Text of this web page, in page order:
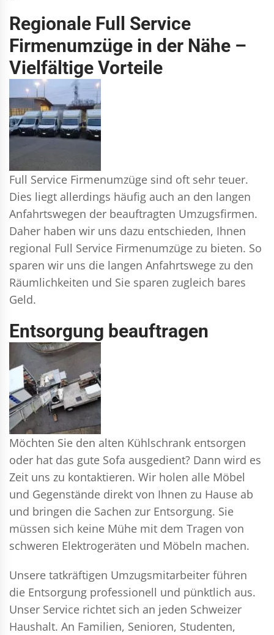
Regionale Full Service
Firmenumzüge in der Nähe –
Vielfältige Vorteile
Full Service Firmenumzüge sind oft sehr teuer.
Dies liegt allerdings häufig auch an den langen
Anfahrtswegen der beauftragten Umzugsfirmen.
Daher haben wir uns dazu entschieden, Ihnen
regional Full Service Firmenumzüge zu bieten. So
sparen wir uns die langen Anfahrtswege zu den
Räumlichkeiten und Sie sparen zugleich bares
Geld.
Entsorgung beauftragen
Möchten Sie den alten Kühlschrank entsorgen
oder hat das gute Sofa ausgedient? Dann wird es
Zeit uns zu kontaktieren. Wir holen alle Möbel
und Gegenstände direkt von Ihnen zu Hause ab
und bringen die Sachen zur Entsorgung. Sie
müssen sich keine Mühe mit dem Tragen von
schweren Elektrogeräten und Möbeln machen.
Unsere tatkräftigen Umzugsmitarbeiter führen
die Entsorgung professionell und pünktlich aus.
Unser Service richtet sich an jeden Schweizer
Haushalt. An Familien, Senioren, Studenten,